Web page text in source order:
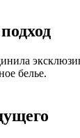
белье.